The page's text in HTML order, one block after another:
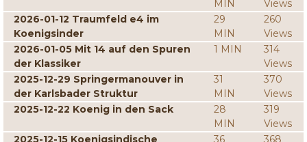
MIN
Views
2026-01-12 Traumfeld e4 im
Koenigsinder
29
MIN
260
Views
2026-01-05 Mit 14 auf den Spuren
der Klassiker
1 MIN
314
Views
2025-12-29 Springermanouver in
der Karlsbader Struktur
31
MIN
370
Views
2025-12-22 Koenig in den Sack
28
MIN
319
Views
2025-12-15 Koenigsindische
36
368